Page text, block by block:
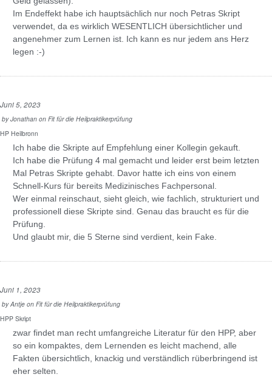
Im Endeffekt habe ich hauptsächlich nur noch Petras Skript
verwendet, da es wirklich WESENTLICH übersichtlicher und
angenehmer zum Lernen ist. Ich kann es nur jedem ans Herz
legen :-)
Juni 5, 2023
byJonathan on Fit für die Heilpraktikerprüfung
HP Heilbronn
Ich habe die Skripte auf Empfehlung einer Kollegin gekauft.
Ich habe die Prüfung 4 mal gemacht und leider erst beim letzten
Mal Petras Skripte gehabt. Davor hatte ich eins von einem
Schnell-Kurs für bereits Medizinisches Fachpersonal.
Wer einmal reinschaut, sieht gleich, wie fachlich, strukturiert und
professionell diese Skripte sind. Genau das braucht es für die
Prüfung.
Und glaubt mir, die 5 Sterne sind verdient, kein Fake.
Juni 1, 2023
byAntje on Fit für die Heilpraktikerprüfung
HPP Skript
zwar findet man recht umfangreiche Literatur für den HPP, aber
so ein kompaktes, dem Lernenden es leicht machend, alle
Fakten übersichtlich, knackig und verständlich rüberbringend ist
eher selten.